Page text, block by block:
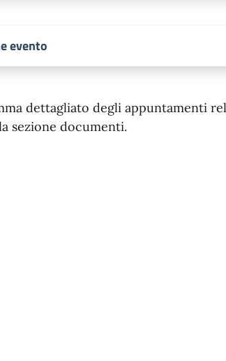
evento
dettagliato degli appuntamenti
sezione documenti.